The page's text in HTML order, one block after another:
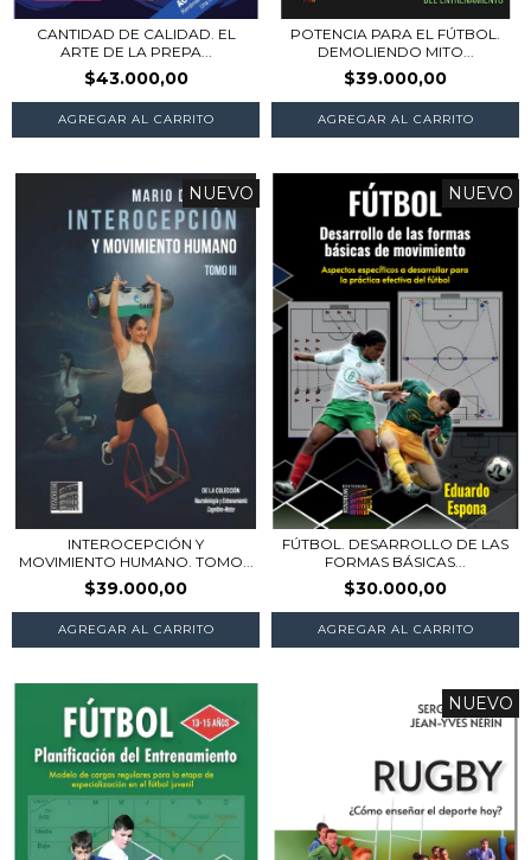
CANTIDAD DE CALIDAD. EL
ARTE DE LA PREPA...
$43.000,00
POTENCIA PARA EL FÚTBOL.
DEMOLIENDO MITO...
$39.000,00
NUEVO
INTEROCEPCIÓN Y
MOVIMIENTO HUMANO. TOMO...
$39.000,00
NUEVO
FÚTBOL. DESARROLLO DE LAS
FORMAS BÁSICAS...
$30.000,00
NUEVO